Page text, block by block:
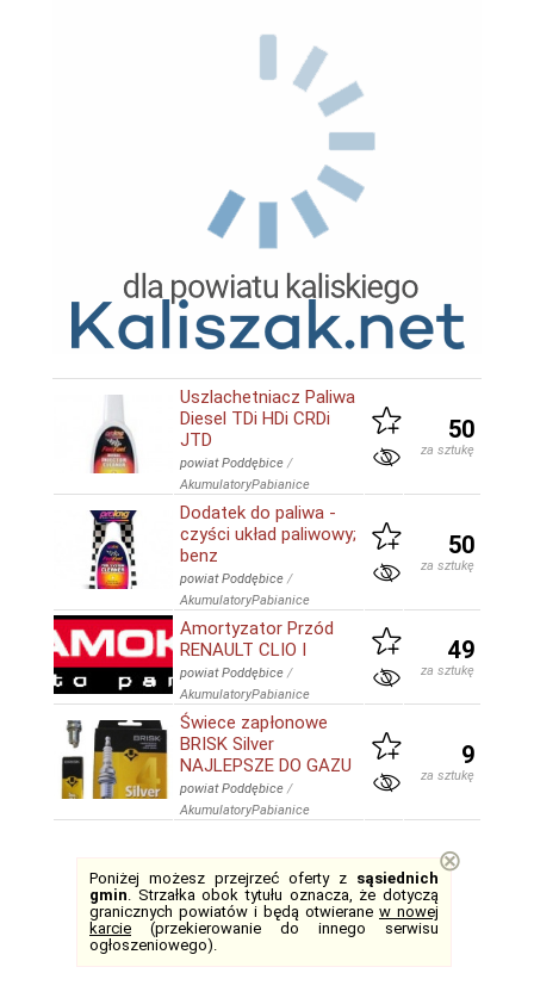
Uszlachetniacz Paliwa
Diesel TDi HDi CRDi
JTD
powiat Poddębice /
AkumulatoryPabianice
50
za sztukę
Dodatek do paliwa -
czyści układ paliwowy;
benz
powiat Poddębice /
AkumulatoryPabianice
50
za sztukę
Amortyzator Przód
RENAULT CLIO I
powiat Poddębice /
AkumulatoryPabianice
49
za sztukę
Świece zapłonowe
BRISK Silver
NAJLEPSZE DO GAZU
powiat Poddębice /
AkumulatoryPabianice
9
za sztukę
Poniżej możesz przejrzeć oferty z sąsiednich
gmin. Strzałka obok tytułu oznacza, że dotyczą
granicznych powiatów i będą otwierane w nowej
karcie (przekierowanie do innego serwisu
ogłoszeniowego).
⊗